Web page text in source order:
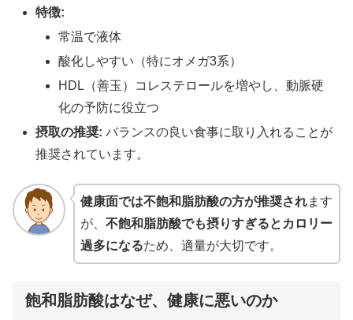
特徴:
常温で液体
酸化しやすい（特にオメガ3系）
HDL（善玉）コレステロールを増やし、動脈硬
化の予防に役立つ
摂取の推奨: バランスの良い食事に取り入れることが
推奨されています。
健康面では不飽和脂肪酸の方が推奨されます
が、 不飽和脂肪酸でも摂りすぎるとカロリー
過多になるため、適量が大切です。
飽和脂肪酸はなぜ、健康に悪いのか